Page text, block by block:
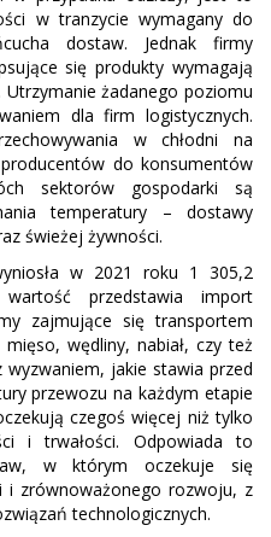
w tranzycie wymagany do
dostaw. Jednak firmy
się produkty wymagają
żadanego poziomu
dla firm logistycznych.
w chłodni na
do konsumentów
sektorów gospodarki są
temperatury – dostawy
świeżej żywności.
w 2021 roku 1 305,2
przedstawia import
zajmujące się transportem
wędliny, nabiał, czy też
jakie stawia przed
przewozu na każdym etapie
czegoś więcej niż tylko
i trwałości. Odpowiada to
w którym oczekuje się
i zrównoważonego rozwoju, z
technologicznych.